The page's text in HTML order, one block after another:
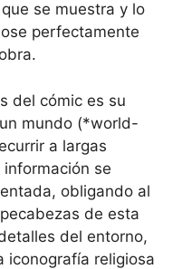
se muestra y lo
perfectamente
del cómic es su
mundo (*world-
a largas
se
obligando al
de esta
del entorno,
iconografía religiosa